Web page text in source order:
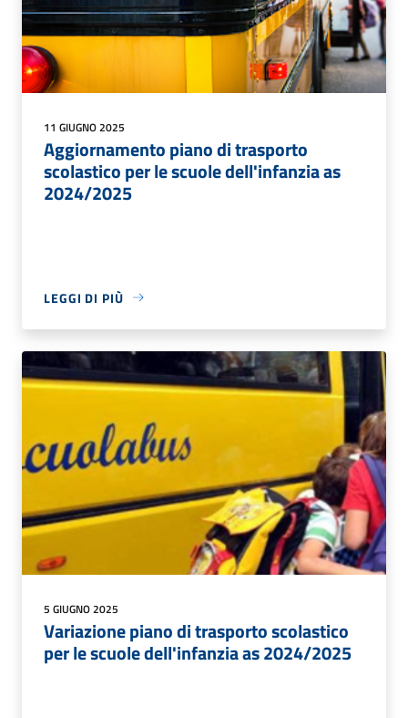
11 GIUGNO 2025
Aggiornamento piano di trasporto
scolastico per le scuole dell'infanzia as
2024/2025
LEGGI DI PIÙ
5 GIUGNO 2025
Variazione piano di trasporto scolastico
per le scuole dell'infanzia as 2024/2025